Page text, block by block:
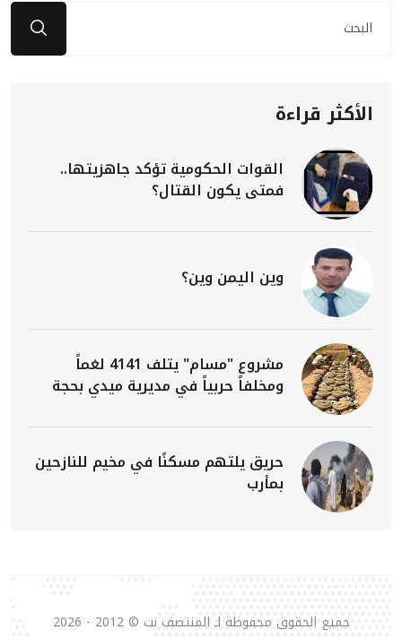
الأكثر قراءة
القوات الحكومية تؤكد جاهزيتها..
فمتى يكون القتال؟
وين اليمن وين؟
مشروع "مسام" يتلف 4141 لغماً
ومخلفاً حربياً في مديرية ميدي بحجة
حريق يلتهم مسكنًا في مخيم للنازحين
بمأرب
جميع الحقوق محفوظة لـ المنتصف نت © 2012 - 2026